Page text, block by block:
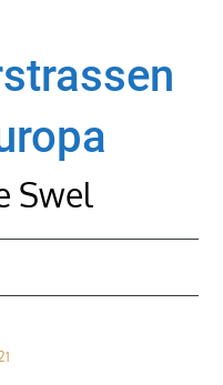
Swel